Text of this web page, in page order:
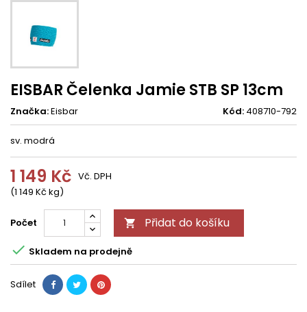
EISBAR Čelenka Jamie STB SP 13cm
Značka:Eisbar Kód: 408710-792
sv. modrá
1 149 Kč
(1 149 Kč kg)
Vč. DPH
Počet  Přidat do košíku
 Skladem na prodejně
Sdílet